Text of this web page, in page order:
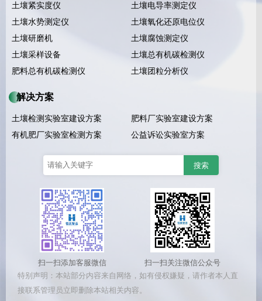
土壤紧实度仪
土壤电导率测定仪
土壤水势测定仪
土壤氧化还原电位仪
土壤研磨机
土壤腐蚀测定仪
土壤采样设备
土壤总有机碳检测仪
肥料总有机碳检测仪
土壤团粒分析仪
解决方案
土壤检测实验室建设方案
肥料厂实验室建设方案
有机肥厂实验室检测方案
公益诉讼实验室方案
扫一扫添加客服微信
扫一扫关注微信公众号
特别声明：本站部分内容来自网络，如有侵权嫌疑，请作者本人直
接联系管理员立即删除本站相关内容。